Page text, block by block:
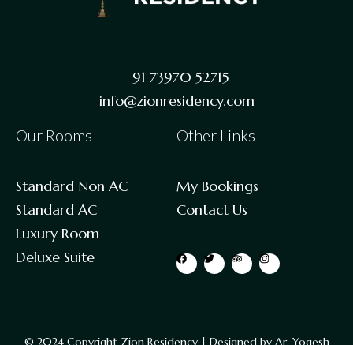
+91 73970 52715
info@zionresidency.com
Our Rooms
Standard Non AC
Standard AC
Luxury Room
Deluxe Suite
Other Links
My Bookings
Contact Us
© 2024 Copyright Zion Residency | Designed by Ar. Yogesh